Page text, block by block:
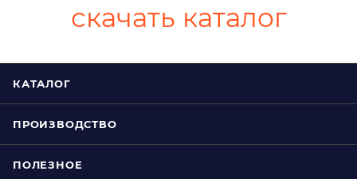
скачать каталог
КАТАЛОГ
ПРОИЗВОДСТВО
ПОЛЕЗНОЕ